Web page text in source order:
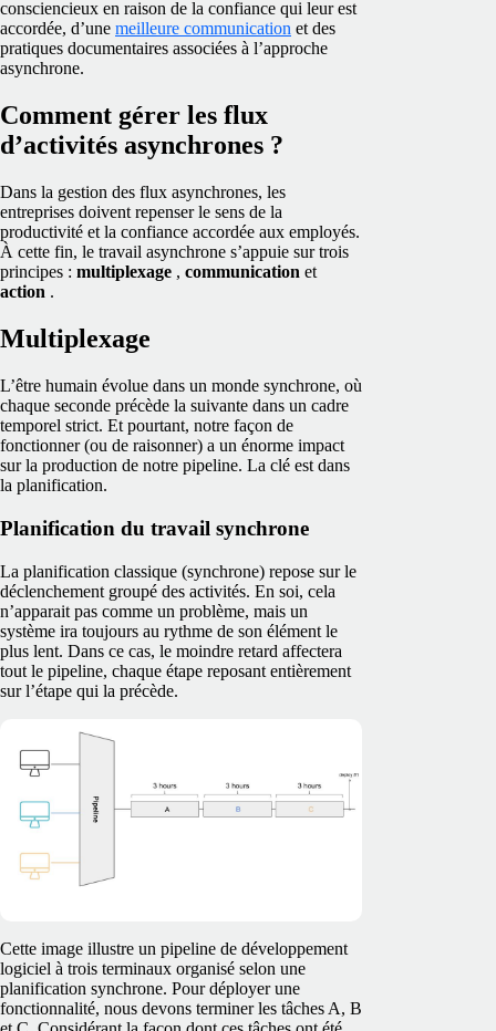
consciencieux en raison de la confiance qui leur est
accordée, d’une meilleure communication et des
pratiques documentaires associées à l’approche
asynchrone.
Comment gérer les flux
d’activités asynchrones ?
Dans la gestion des flux asynchrones, les
entreprises doivent repenser le sens de la
productivité et la confiance accordée aux employés.
À cette fin, le travail asynchrone s’appuie sur trois
principes : multiplexage , communication et
action .
Multiplexage
L’être humain évolue dans un monde synchrone, où
chaque seconde précède la suivante dans un cadre
temporel strict. Et pourtant, notre façon de
fonctionner (ou de raisonner) a un énorme impact
sur la production de notre pipeline. La clé est dans
la planification.
Planification du travail synchrone
La planification classique (synchrone) repose sur le
déclenchement groupé des activités. En soi, cela
n’apparait pas comme un problème, mais un
système ira toujours au rythme de son élément le
plus lent. Dans ce cas, le moindre retard affectera
tout le pipeline, chaque étape reposant entièrement
sur l’étape qui la précède.
Cette image illustre un pipeline de développement
logiciel à trois terminaux organisé selon une
planification synchrone. Pour déployer une
fonctionnalité, nous devons terminer les tâches A, B